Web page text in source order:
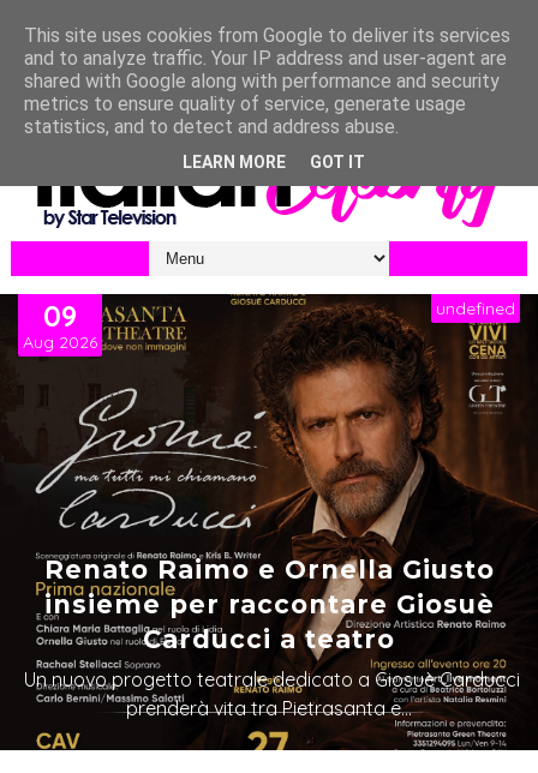
Renato Raimo e Ornella Giusto
insieme per raccontare Giosuè
Carducci a teatro
Un nuovo progetto teatrale dedicato a Giosuè Carducci
prenderà vita tra Pietrasanta e...
09
Aug 2026
undefined
This site uses cookies from Google to deliver its services
and to analyze traffic. Your IP address and user-agent are
shared with Google along with performance and security
metrics to ensure quality of service, generate usage
statistics, and to detect and address abuse.
LEARN MORE GOT IT